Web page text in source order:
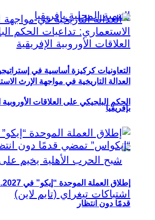
التعاونيات كركيزة أساسية في
بإفريقيا
العدالة التاريخية في مواجهة الإرث
الحكم البلجيكي على العلاقات الأوروبية
قدمًا دون انتظار